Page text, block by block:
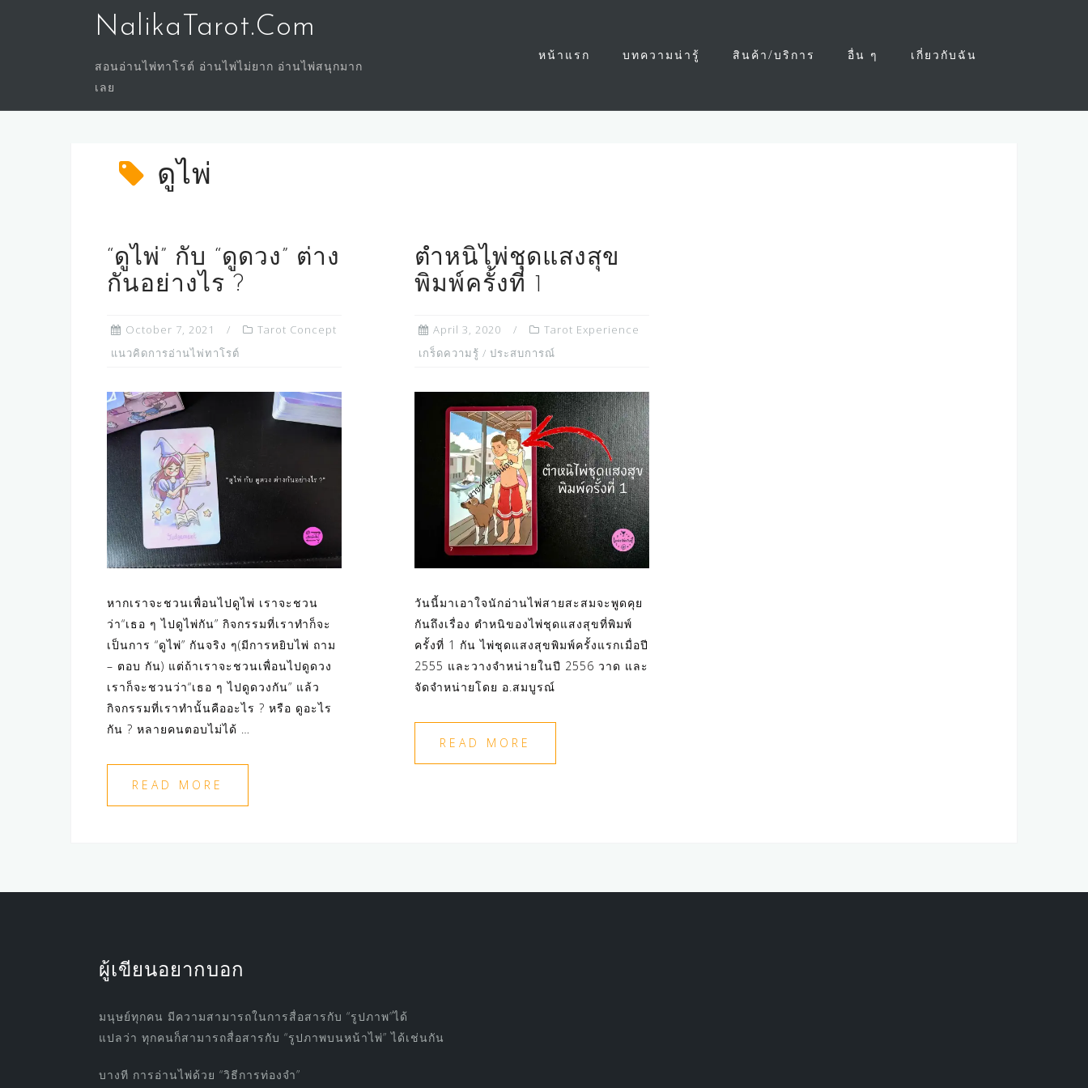
NalikaTarot.Com
สอนอ่านไพ่ทาโรต์ อ่านไพ่ไม่ยาก อ่านไพ่สนุกมาก
เลย
หน้าแรก บทความน่ารู้ สินค้า/บริการ อื่น ๆ เกี่ยวกับฉัน
ดูไพ่
“ดูไพ่” กับ “ดูดวง” ต่าง
กันอย่างไร ?
October 7, 2021
Tarot Concept
แนวคิดการอ่านไพ่ทาโรต์
หากเราจะชวนเพื่อนไปดูไพ่ เราจะชวน
ว่า“เธอ ๆ ไปดูไพ่กัน” กิจกรรมที่เราทำก็จะ
เป็นการ “ดูไพ่” กันจริง ๆ(มีการหยิบไพ่ ถาม
– ตอบ กัน) แต่ถ้าเราจะชวนเพื่อนไปดูดวง
เราก็จะชวนว่า“เธอ ๆ ไปดูดวงกัน” แล้ว
กิจกรรมที่เราทำนั้นคืออะไร ? หรือ ดูอะไร
กัน ? หลายคนตอบไม่ได้ …
READ MORE
ตำหนิไพ่ชุดแสงสุข
พิมพ์ครั้งที่ 1
April 3, 2020
Tarot Experience
เกร็ดความรู้ / ประสบการณ์
วันนี้มาเอาใจนักอ่านไพ่สายสะสมจะพูดคุย
กันถึงเรื่อง ตำหนิของไพ่ชุดแสงสุขที่พิมพ์
ครั้งที่ 1 กัน ไพ่ชุดแสงสุขพิมพ์ครั้งแรกเมื่อปี
2555 และวางจำหน่ายในปี 2556 วาด และ
จัดจำหน่ายโดย อ.สมบูรณ์
READ MORE
ผู้เขียนอยากบอก
มนุษย์ทุกคน มีความสามารถในการสื่อสารกับ “รูปภาพ”ได้
แปลว่า ทุกคนก็สามารถสื่อสารกับ “รูปภาพบนหน้าไพ่” ได้เช่นกัน
บางที การอ่านไพ่ด้วย “วิธีการท่องจำ”